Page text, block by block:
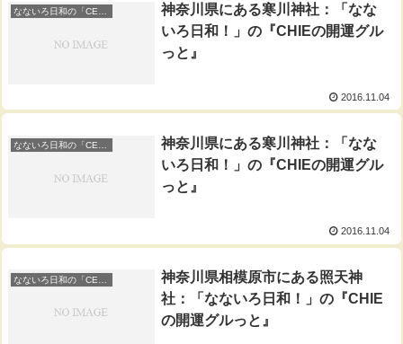
神奈川県にある寒川神社：「なな
いろ日和！」の『CHIEの開運グル
っと』
2016.11.04
なないろ日和の「CEIEの開運ぐるっと」
神奈川県にある寒川神社：「なな
いろ日和！」の『CHIEの開運グル
っと』
2016.11.04
神奈川県相模原市にある照天神
社：「なないろ日和！」の『CHIE
の開運グルっと』